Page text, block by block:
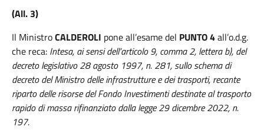
(All. 3)
Il MinistroCALDEROLI pone all’esame del PUNTO 4all’o.d.g.
che reca: Intesa, ai sensi dell’articolo 9, comma 2, lettera b), del
decreto legislativo 28 agosto 1997, n. 281, sullo schema di
decreto del Ministro delle infrastrutture e dei trasporti, recante
riparto delle risorse del Fondo Investimenti destinate al trasporto
rapido di massa rifinanziato dalla legge 29 dicembre 2022, n.
197.